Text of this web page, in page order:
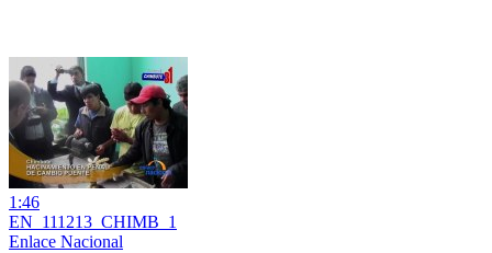
1:46
EN_111213_CHIMB_1
Enlace Nacional